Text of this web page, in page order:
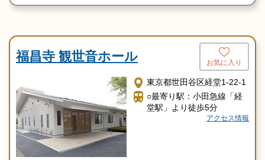
福昌寺 観世音ホール お気に入り
東京都世田谷区経堂1-22-1
○最寄り駅：小田急線「経
堂駅」より徒歩5分
アクセス情報